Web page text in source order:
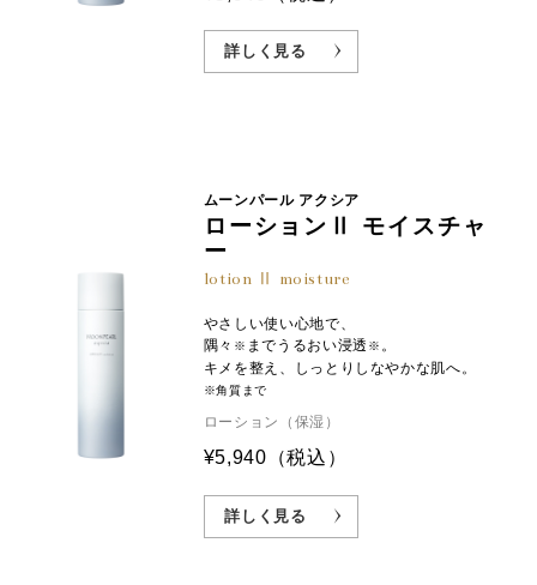
詳しく見る
ムーンパール アクシア
ローションⅡ モイスチャ
ー
lotion Ⅱ moisture
やさしい使い心地で、
隅々 ※ までうるおい浸透 ※ 。
キメを整え、しっとりしなやかな肌へ。
※角質まで
ローション（保湿）
¥5,940 （税込）
詳しく見る